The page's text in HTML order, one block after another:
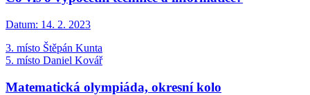
Datum: 14. 2. 2023
3. místo Štěpán Kunta
5. místo Daniel Kovář
Matematická olympiáda, okresní kolo